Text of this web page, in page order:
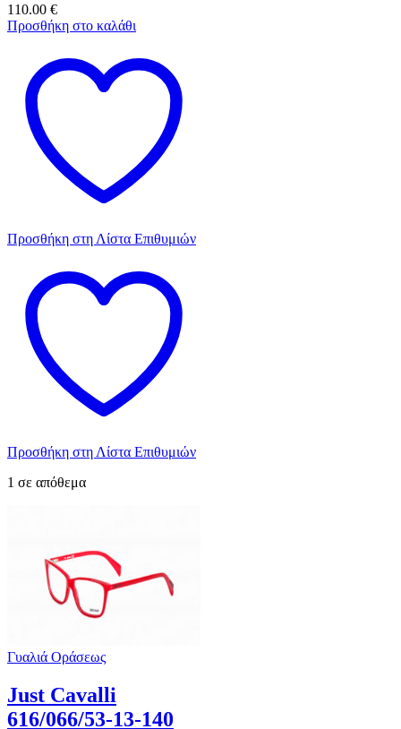
110.00 €
Προσθήκη στο καλάθι
Προσθήκη στη Λίστα Επιθυμιών
Προσθήκη στη Λίστα Επιθυμιών
1 σε απόθεμα
Γυαλιά Οράσεως
Just Cavalli
616/066/53-13-140